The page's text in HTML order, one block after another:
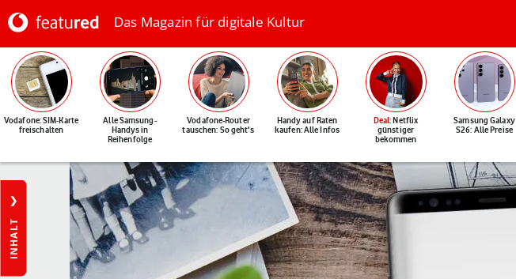
Das Magazin für digitale Kultur
Vodafone: SIM-Karte
freischalten
Alle Samsung-
Handys in
Reihenfolge
Vodafone-Router
tauschen: So geht's
Handy auf Raten
kaufen: Alle Infos
Deal: Netflix
günstiger
bekommen
Samsung Galaxy
S26: Alle Preise
INHALT